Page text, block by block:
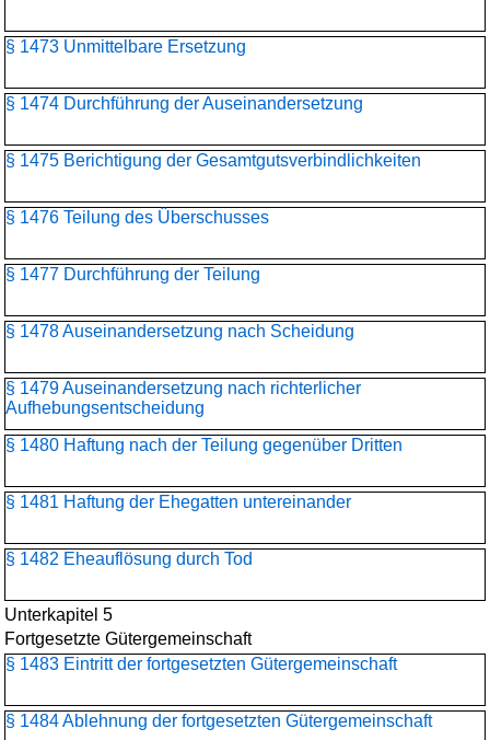
§ 1473 Unmittelbare Ersetzung
§ 1474 Durchführung der Auseinandersetzung
§ 1475 Berichtigung der Gesamtgutsverbindlichkeiten
§ 1476 Teilung des Überschusses
§ 1477 Durchführung der Teilung
§ 1478 Auseinandersetzung nach Scheidung
§ 1479 Auseinandersetzung nach richterlicher
Aufhebungsentscheidung
§ 1480 Haftung nach der Teilung gegenüber Dritten
§ 1481 Haftung der Ehegatten untereinander
§ 1482 Eheauflösung durch Tod
Unterkapitel 5
Fortgesetzte Gütergemeinschaft
§ 1483 Eintritt der fortgesetzten Gütergemeinschaft
§ 1484 Ablehnung der fortgesetzten Gütergemeinschaft